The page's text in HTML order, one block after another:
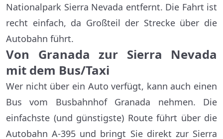
Nationalpark Sierra Nevada entfernt. Die Fahrt ist
recht einfach, da Großteil der Strecke über die
Autobahn führt.
Von Granada zur Sierra Nevada
mit dem Bus/Taxi
Wer nicht über ein Auto verfügt, kann auch einen
Bus vom Busbahnhof Granada nehmen. Die
einfachste (und günstigste) Route führt über die
Autobahn A-395 und bringt Sie direkt zur Sierra